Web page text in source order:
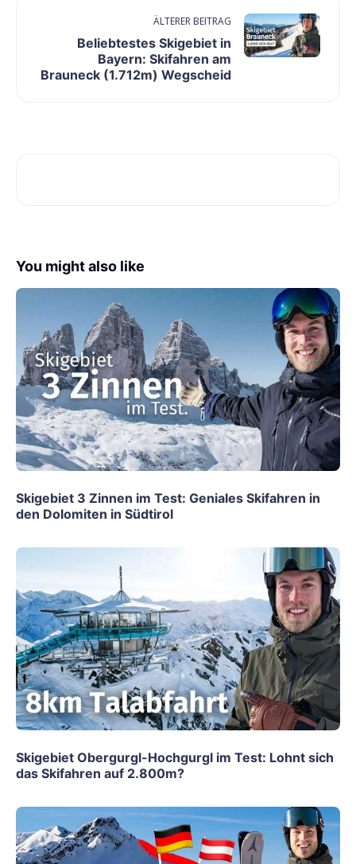
ÄLTERER BEITRAG
Beliebtestes Skigebiet in
Bayern: Skifahren am
Brauneck (1.712m) Wegscheid
You might also like
Skigebiet 3 Zinnen im Test: Geniales Skifahren in
den Dolomiten in Südtirol
Skigebiet Obergurgl-Hochgurgl im Test: Lohnt sich
das Skifahren auf 2.800m?